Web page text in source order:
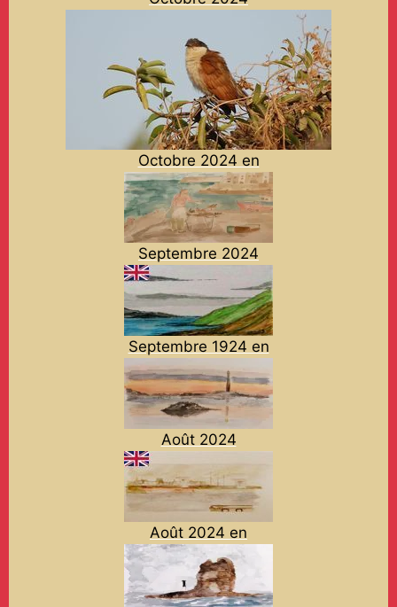
Octobre 2024 en
Septembre 2024
Septembre 1924 en
Août 2024
Août 2024 en